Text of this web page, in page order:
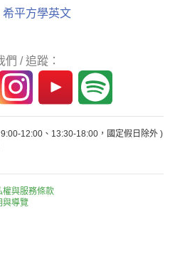
平方學英文
們 / 追蹤：
12:00、13:30-18:00，國定假日除外 )
權與服務條款
與導覽